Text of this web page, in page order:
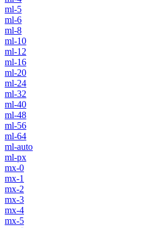
ml-5
ml-6
ml-8
ml-10
ml-12
ml-16
ml-20
ml-24
ml-32
ml-40
ml-48
ml-56
ml-64
ml-auto
ml-px
mx-0
mx-1
mx-2
mx-3
mx-4
mx-5